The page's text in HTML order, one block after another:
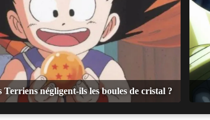
Terriens négligent-ils les boules de cristal ?